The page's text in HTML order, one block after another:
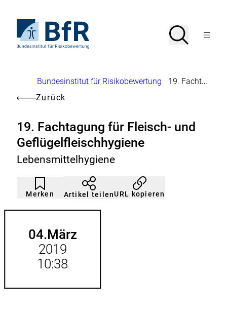
Seiteninhalt
springenStartseite
von
Suche
SucheMenü
Brotkrumennavigation
Bundesinstitut für Risikobewertung
19. Fachtagung für Fleisch- und Geflügelfleischhygiene
Zurück
19. Fachtagung für Fleisch- und
Geflügelfleischhygiene
Lebensmittelhygiene
Merken
Artikel
nicht
gemerkt
Durch
Klicken
der
Artikel teilenURL kopieren
04.März
2019
10:38